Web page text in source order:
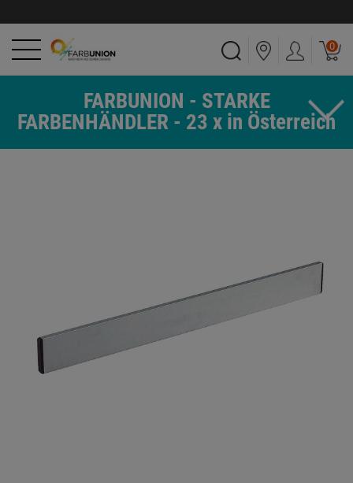
0
FARBUNION - STARKE
FARBENHÄNDLER - 23 x in Österreich